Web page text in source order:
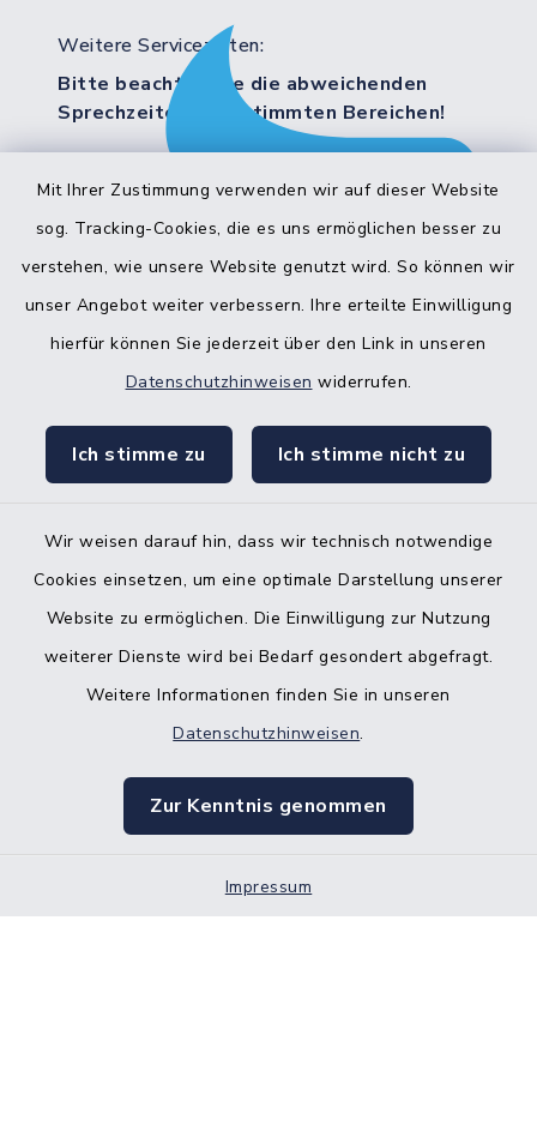
Mit Ihrer Zustimmung verwenden wir auf dieser Website
sog. Tracking-Cookies, die es uns ermöglichen besser zu
verstehen, wie unsere Website genutzt wird. So können wir
unser Angebot weiter verbessern. Ihre erteilte Einwilligung
hierfür können Sie jederzeit über den Link in unseren
Datenschutzhinweisen widerrufen.
Ich stimme zu Ich stimme nicht zu
Wir weisen darauf hin, dass wir technisch notwendige
Cookies einsetzen, um eine optimale Darstellung unserer
Website zu ermöglichen. Die Einwilligung zur Nutzung
weiterer Dienste wird bei Bedarf gesondert abgefragt.
Weitere Informationen finden Sie in unseren
Datenschutzhinweisen.
Zur Kenntnis genommen
Impressum
Weitere Servicezeiten:
Bitte beachten Sie die abweichenden
Sprechzeiten in bestimmten Bereichen!
Quicklinks
Bürgerbüro Hohenwestedt
Bürgerbüro Aukrug
KFZ-Zulassungsbehörde
Kontakt
Datenschutz
Impressum